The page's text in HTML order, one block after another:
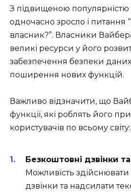
З підвищеною
одночасно зросло і питання
власник?”. Власники
великі ресурси у його
забезпечення безпеки даних
поширення нових функцій.
Важливо відзначити, що
функції, які роблять його
користувачів по всьому світу:
Безкоштовні дзвінки
Можливість здійснювати
дзвінки та надсилати